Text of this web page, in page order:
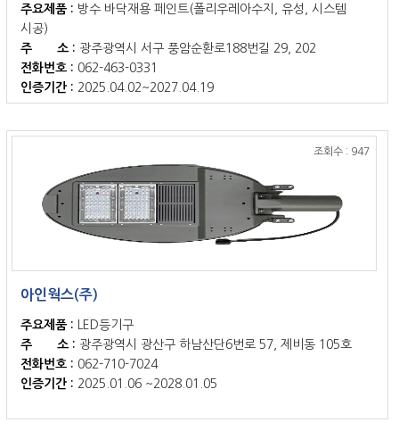
주요제품 : 방수 바닥재용 페인트(폴리우레아수지, 유성, 시스템
시공)
주 소 : 광주광역시 서구 풍암순환로188번길 29, 202
전화번호 : 062-463-0331
인증기간 : 2025.04.02~2027.04.19
조회수 : 947
아인웍스(주)
주요제품 :
LED등기구
주 소 : 광주광역시 광산구 하남산단6번로 57, 제비동 105호
전화번호 : 062-710-7024
인증기간 : 2025.01.06 ~2028.01.05